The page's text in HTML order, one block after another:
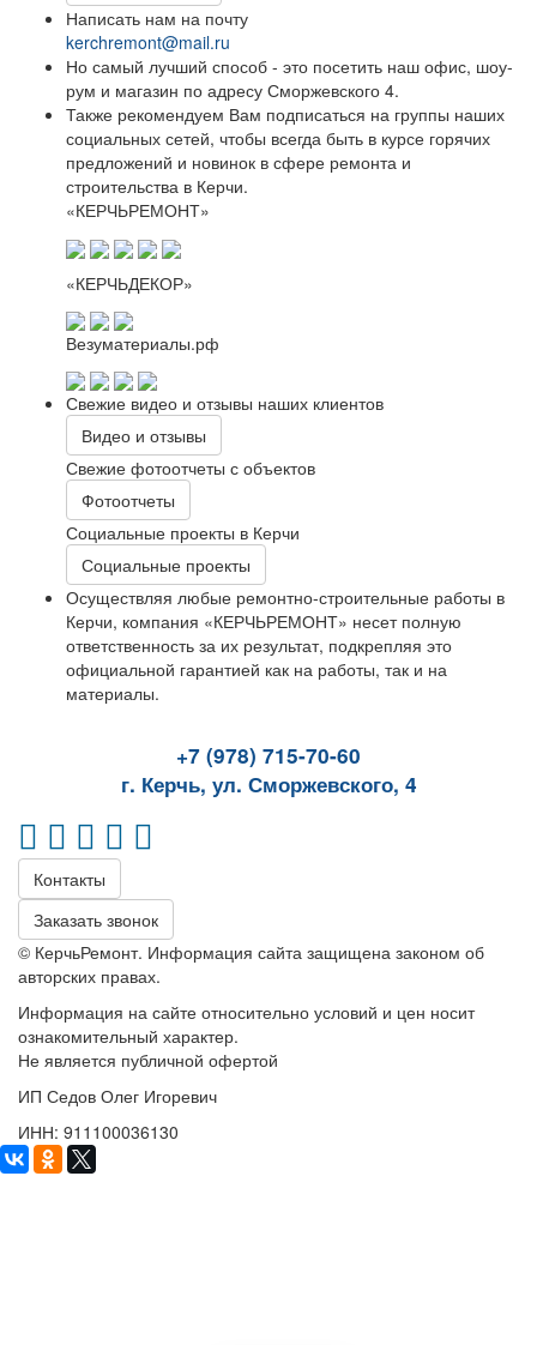
Написать нам на почту
kerchremont@mail.ru
Но самый лучший способ - это посетить наш офис, шоу-
рум и магазин по адресу Сморжевского 4.
Также рекомендуем Вам подписаться на группы наших
социальных сетей, чтобы всегда быть в курсе горячих
предложений и новинок в сфере ремонта и
строительства в Керчи.
«КЕРЧЬРЕМОНТ»
«КЕРЧЬДЕКОР»
Везуматериалы.рф
Свежие видео и отзывы наших клиентов
Видео и отзывы
Свежие фотоотчеты с объектов
Фотоотчеты
Социальные проекты в Керчи
Социальные проекты
Осуществляя любые ремонтно-строительные работы в
Керчи, компания «КЕРЧЬРЕМОНТ» несет полную
ответственность за их результат, подкрепляя это
официальной гарантией как на работы, так и на
материалы.
+7 (978) 715-70-60
г. Керчь, ул. Сморжевского, 4
Контакты
Заказать звонок
© КерчьРемонт. Информация сайта защищена законом об
авторских правах.
Информация на сайте относительно условий и цен носит
ознакомительный характер.
Не является публичной офертой
ИП Седов Олег Игоревич
ИНН: 911100036130